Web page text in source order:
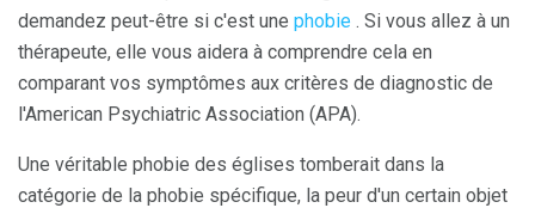
demandez peut-être si c'est une phobie . Si vous allez à un
thérapeute, elle vous aidera à comprendre cela en
comparant vos symptômes aux critères de diagnostic de
l'American Psychiatric Association (APA).
Une véritable phobie des églises tomberait dans la
catégorie de la phobie spécifique, la peur d'un certain objet